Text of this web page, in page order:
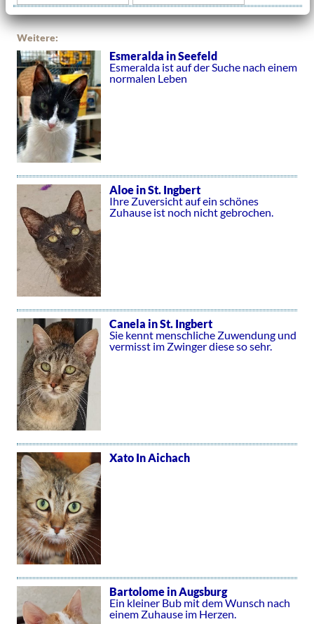
Weitere:
Esmeralda in Seefeld
Esmeralda ist auf der Suche nach einem
normalen Leben
Aloe in St. Ingbert
Ihre Zuversicht auf ein schönes
Zuhause ist noch nicht gebrochen.
Canela in St. Ingbert
Sie kennt menschliche Zuwendung und
vermisst im Zwinger diese so sehr.
Xato In Aichach
Bartolome in Augsburg
Ein kleiner Bub mit dem Wunsch nach
einem Zuhause im Herzen.